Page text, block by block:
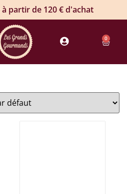
partir de 120 € d'achat
0